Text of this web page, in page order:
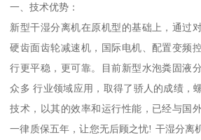
一、技术优势：
新型干湿分离机在原机型的基础上，通过
硬齿面齿轮减速机，国际电机、配置变频
行更平稳，更可靠。目前新型水泡粪固液
众多 行业领域应用，取得了骄人的成绩，
技术，以其的效率和运行性能，已经与国
一律质保五年，让您无后顾之忧! 干湿分离